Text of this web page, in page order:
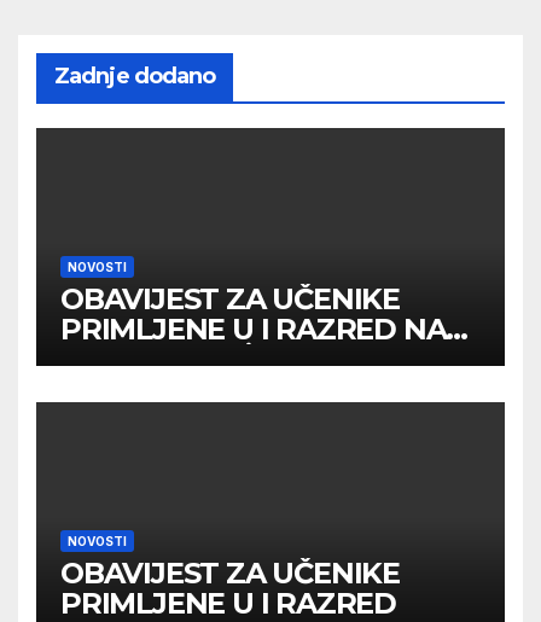
Zadnje dodano
NOVOSTI
OBAVIJEST ZA UČENIKE
PRIMLJENE U I RAZRED NA
DRUGOM UPİSNOM ROKU
NOVOSTI
OBAVIJEST ZA UČENIKE
PRIMLJENE U I RAZRED